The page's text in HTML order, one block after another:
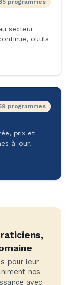
programmes
secteur
outils
programmes
prix et
à jour.
pour leur
nos
avec